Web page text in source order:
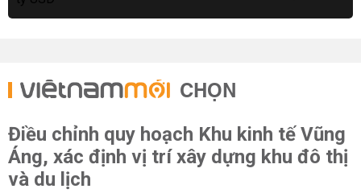
CHỌN
Điều chỉnh quy hoạch Khu kinh tế Vũng
Áng, xác định vị trí xây dựng khu đô thị
và du lịch